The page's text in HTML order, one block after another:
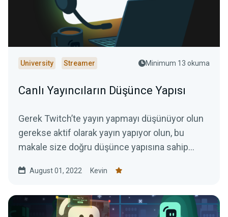
University Streamer Minimum 13 okuma
Canlı Yayıncıların Düşünce Yapısı
Gerek Twitch’te yayın yapmayı düşünüyor olun
gerekse aktif olarak yayın yapıyor olun, bu
makale size doğru düşünce yapısına sahip
August 01, 2022 Kevin